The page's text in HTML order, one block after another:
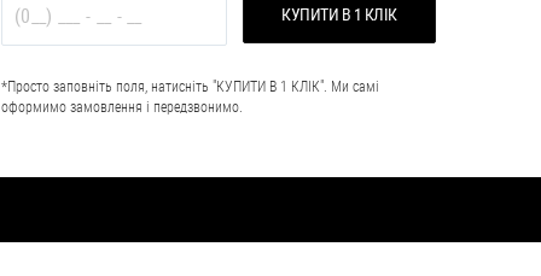
КУПИТИ В 1 КЛІК
*Просто заповніть поля, натисніть "КУПИТИ В 1 КЛІК". Ми самі
оформимо замовлення і передзвонимо.